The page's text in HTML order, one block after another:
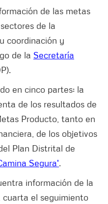
de las metas
de la
coordinación y
de la Secretaría
en cinco partes: la
de los resultados de
Producto, tanto en
de los objetivos
Plan Distrital de
Segura'.
información de la
el seguimiento